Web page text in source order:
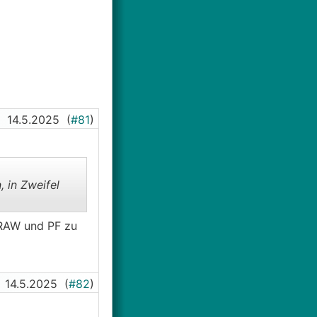
Zuge der
grundsätzlich
der
basierend
entstandenen
14.5.2025 (#81)
in Zweifel
und PF zu
14.5.2025 (#82)